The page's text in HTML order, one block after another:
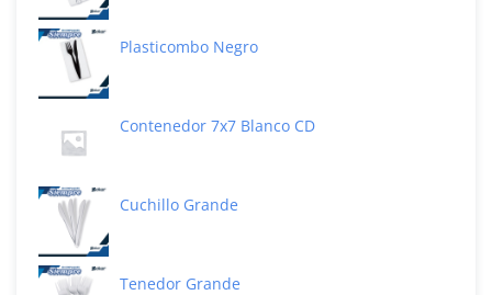
Plasticombo Negro
Contenedor 7x7 Blanco CD
Cuchillo Grande
Tenedor Grande